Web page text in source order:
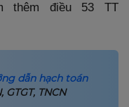
thêm điều 53 TT
dẫn hạch toán
GTGT, TNCN